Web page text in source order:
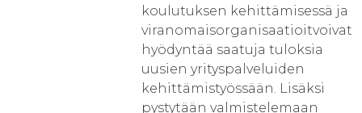
koulutuksen kehittämisessä ja
viranomaisorganisaatioitvoivat
hyödyntää saatuja tuloksia
uusien yrityspalveluiden
kehittämistyössään. Lisäksi
pystytään valmistelemaan